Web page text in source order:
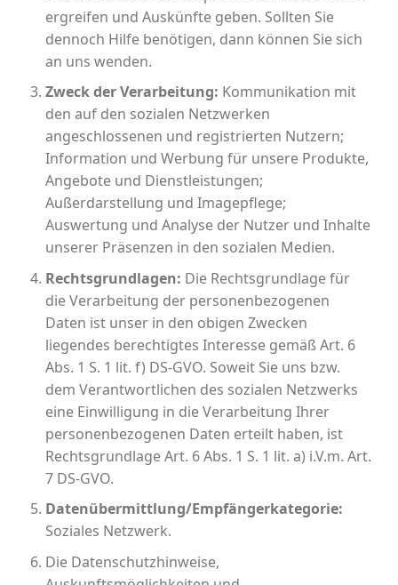
ergreifen und Auskünfte geben. Sollten Sie
dennoch Hilfe benötigen, dann können Sie sich
an uns wenden.
Zweck der Verarbeitung: Kommunikation mit
den auf den sozialen Netzwerken
angeschlossenen und registrierten Nutzern;
Information und Werbung für unsere Produkte,
Angebote und Dienstleistungen;
Außerdarstellung und Imagepflege;
Auswertung und Analyse der Nutzer und Inhalte
unserer Präsenzen in den sozialen Medien.
Rechtsgrundlagen: Die Rechtsgrundlage für
die Verarbeitung der personenbezogenen
Daten ist unser in den obigen Zwecken
liegendes berechtigtes Interesse gemäß Art. 6
Abs. 1 S. 1 lit. f) DS-GVO. Soweit Sie uns bzw.
dem Verantwortlichen des sozialen Netzwerks
eine Einwilligung in die Verarbeitung Ihrer
personenbezogenen Daten erteilt haben, ist
Rechtsgrundlage Art. 6 Abs. 1 S. 1 lit. a) i.V.m. Art.
7 DS-GVO.
Datenübermittlung/Empfängerkategorie:
Soziales Netzwerk.
Die Datenschutzhinweise,